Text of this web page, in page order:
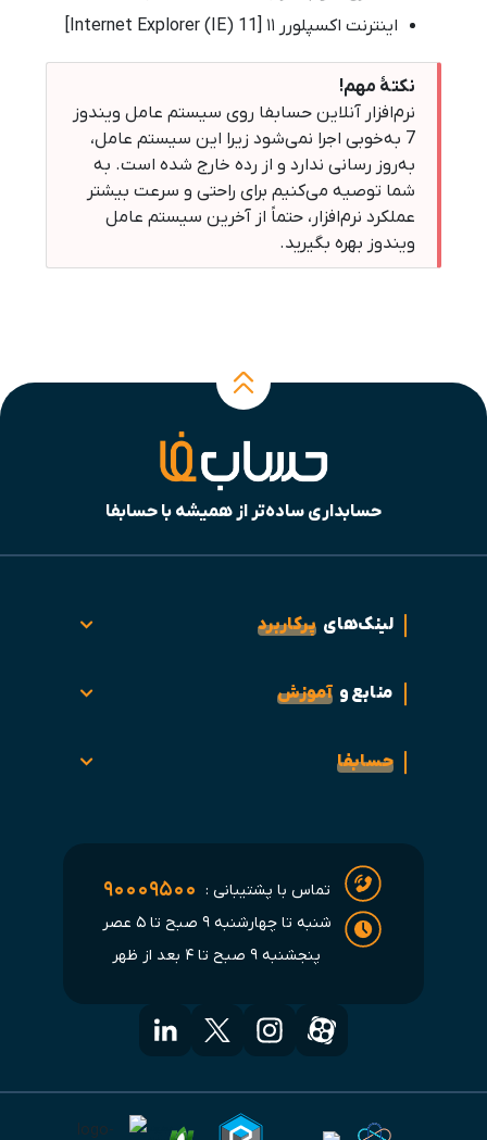
اینترنت اکسپلورر ۱۱ [Internet Explorer (IE) 11]
نکتۀ مهم!
نرم‌افزار آنلاین حسابفا روی سیستم عامل ویندوز
7 به‌خوبی اجرا نمی‌شود زیرا این سیستم عامل،
به‌روز رسانی ندارد و از رده خارج شده است. به
شما توصیه می‌کنیم برای راحتی و سرعت بیشتر
عملکرد نرم‌افزار، حتماً از آخرین سیستم عامل
ویندوز بهره بگیرید.
حسابداری ساده‌تر از همیشه با حسابفا
لینک‌های پرکاربرد
منابع و آموزش
حسابفا
تماس با پشتیبانی : ۹۰۰۰۹۵۰۰
شنبه تا چهارشنبه ۹ صبح تا ۵ عصر
پنجشنبه ۹ صبح تا ۴ بعد از ظهر